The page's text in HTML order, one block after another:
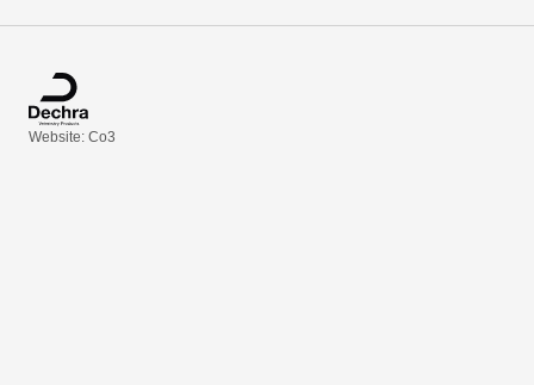
Website: Co3